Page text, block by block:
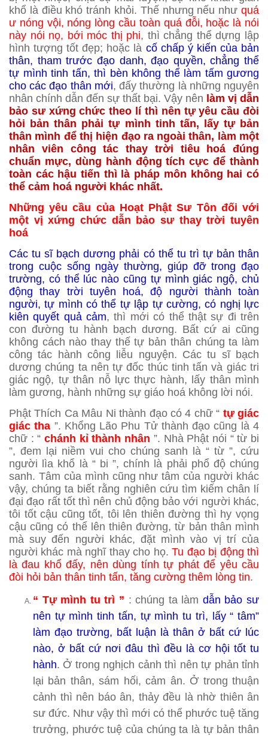
khổ là điều khó tránh khỏi. Thế nhưng nếu như quá
ư nóng vội, nóng lòng cầu toàn quá đỗi, hoặc là nói
này nói nọ, bới móc thị phi, thì chẳng thể dựng lập
hình tượng tốt đẹp; hoặc là cố chấp ý kiến của bản
thân, tham trước đạo danh, đạo quyền, chẳng thể
tự mình tinh tấn, thì bèn không thể làm tấm gương
cho các đạo thân mới, đấy thường là những nguyên
nhân chính dẫn đến sự thất bại. Vậy nên làm vị dẫn
bảo sư xứng chức theo lí thì nên tự yêu cầu đòi
hỏi bản thân phải tự mình tinh tấn, lấy tự bản
thân mình để thị hiện đạo ra ngoài thân, làm một
nhân viên công tác thay trời tiêu hoá đúng
chuẩn mực, dùng hành động tích cực để thành
toàn các hậu tiến thì là pháp môn không hai có
thể cảm hoá người khác nhất.
Những yêu cầu của Hoạt Phật Sư Tôn đối với
một vị xứng chức dẫn bảo sư thay trời tuyên
hoá
Các tu sĩ bạch dương phải có thể tu trì tự bản thân
trong cuộc sống ngày thường, giúp đỡ trong đạo
trường, có thể lúc nào cũng tự mình giác ngộ, chủ
động thay trời tuyên hoá, độ người thành toàn
người, tự mình có thể tự lập tự cường, có nghị lực
kiên quyết quả cảm, thì mới có thể thật sự đi trên
con đường tu hành bạch dương. Bất cứ ai cũng
không cách nào thay thế tự bản thân chúng ta làm
công tác hành công liễu nguyện. Các tu sĩ bạch
dương chúng ta nên tự đốc thúc tinh tấn và giác tri
giác ngộ, tự thân nỗ lực thực hành, lấy thân mình
làm gương, hành những sự giáo hoá không lời nói.
Phật Thích Ca Mâu Ni thành đạo có 4 chữ “ tự giác
giác tha ”. Khổng Lão Phu Tử thành đạo cũng là 4
chữ : “chánh kỉ thành nhân ”. Nhà Phật nói “ từ bi
”, đem lại niềm vui cho chúng sanh là “ từ ”, cứu
người lìa khổ là “ bi ”, chính là phải phổ độ chúng
sanh. Tâm của mình cũng như tâm của người khác
vậy, chúng ta biết rằng nghiên cứu tìm kiếm chân lí
đại đạo rất tốt thì nên chủ động bảo với người khác,
tôi tốt cậu cũng tốt, tôi lên thiên đường thì hy vọng
cậu cũng có thể lên thiên đường, từ bản thân mình
mà suy đến người khác, đặt mình vào vị trí của
người khác mà nghĩ thay cho họ.Tu đạo bị động thì
là đau khổ đấy, nên dùng tính tự phát để yêu cầu
đòi hỏi bản thân tinh tấn, tăng cường thêm lòng tin.
“ Tự mình tu trì ” : chúng ta làm dẫn bảo sư
nên tự mình tinh tấn, tự mình tu trì, lấy “ tâm”
làm đạo trường, bất luận là thân ở bất cứ lúc
nào, ở bất cứ nơi đâu thì đều là cơ hội tốt tu
hành. Ở trong nghịch cảnh thì nên tự phản tỉnh
lại bản thân, sám hối, cảm ân. Ở trong thuận
cảnh thì nên báo ân, thảy đều là nhờ thiên ân
sư đức. Như vậy thì mới có thể phước tuệ tăng
trưởng, phước tuệ của chúng ta là tự bản thân